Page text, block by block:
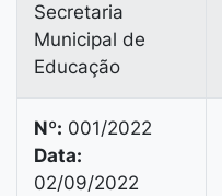
Secretaria
Municipal de
Educação
Nº: 001/2022
Data:
02/09/2022